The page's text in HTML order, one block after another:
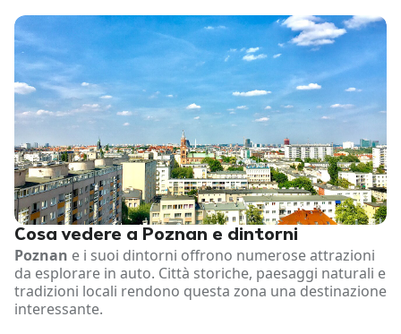
Cosa vedere a Poznan e dintorni
Poznan e i suoi dintorni offrono numerose attrazioni
da esplorare in auto. Città storiche, paesaggi naturali e
tradizioni locali rendono questa zona una destinazione
interessante.